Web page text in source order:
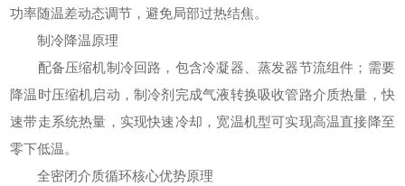
功率随温差动态调节，避免局部过热结焦。
制冷降温原理
配备压缩机制冷回路，包含冷凝器、蒸发器节流组件；需要
降温时压缩机启动，制冷剂完成气液转换吸收管路介质热量，快
速带走系统热量，实现快速冷却，宽温机型可实现高温直接降至
零下低温。
全密闭介质循环核心优势原理